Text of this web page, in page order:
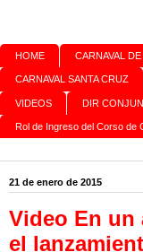
HOME CARNAVAL
CARNAVAL SANTA CRUZ
VIDEOS DIR
Rol de Ingreso del Corso de
21 de enero de 2015
Video En un
el